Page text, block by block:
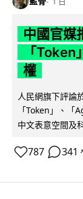
中國官
「
權
人民網旗下評論
「Token」、「
中文表意空間及
787 341